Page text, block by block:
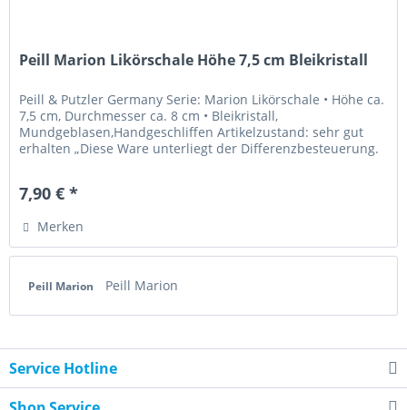
Peill Marion Likörschale Höhe 7,5 cm Bleikristall
Peill & Putzler Germany Serie: Marion Likörschale • Höhe ca.
7,5 cm, Durchmesser ca. 8 cm • Bleikristall,
Mundgeblasen,Handgeschliffen Artikelzustand: sehr gut
erhalten „Diese Ware unterliegt der Differenzbesteuerung.
7,90 € *
Merken
Peill Marion Peill Marion
Service Hotline